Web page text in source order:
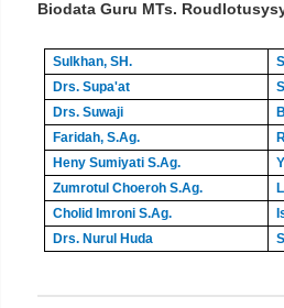
Biodata Guru MTs.
Sulkhan, SH.
Drs. Supa'at
Drs. Suwaji
Faridah, S.Ag.
Heny Sumiyati S.Ag.
Zumrotul Choeroh S.Ag.
Cholid Imroni S.Ag.
Drs. Nurul Huda